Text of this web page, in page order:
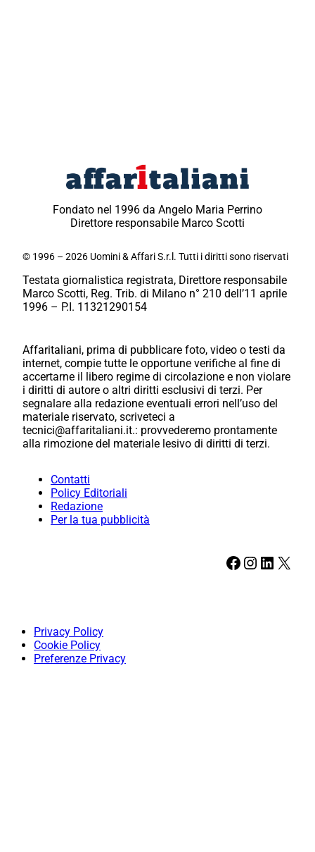
Fondato nel 1996 da Angelo Maria Perrino
Direttore responsabile Marco Scotti
© 1996 – 2026 Uomini & Affari S.r.l. Tutti i diritti sono riservati
Testata giornalistica registrata, Direttore responsabile
Marco Scotti, Reg. Trib. di Milano n° 210 dell’11 aprile
1996 – P.I. 11321290154
Affaritaliani, prima di pubblicare foto, video o testi da
internet, compie tutte le opportune verifiche al fine di
accertarne il libero regime di circolazione e non violare
i diritti di autore o altri diritti esclusivi di terzi. Per
segnalare alla redazione eventuali errori nell’uso del
materiale riservato, scriveteci a
tecnici@affaritaliani.it.: provvederemo prontamente
alla rimozione del materiale lesivo di diritti di terzi.
Contatti
Policy Editoriali
Redazione
Per la tua pubblicità
Facebook Instagram LinkedIn X
Privacy Policy
Cookie Policy
Preferenze Privacy